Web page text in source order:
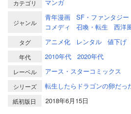
カテゴリ マンガ
ジャンル
青年漫画 SF・ファンタジー
コメディ
召喚・転生 西洋
タグ アニメ化 レンタル 値下げ
年代 2010年代 2020年代
レーベル アース・スターコミックス
シリーズ 転生したらドラゴンの卵だっ
紙初版日
2018年6月15日